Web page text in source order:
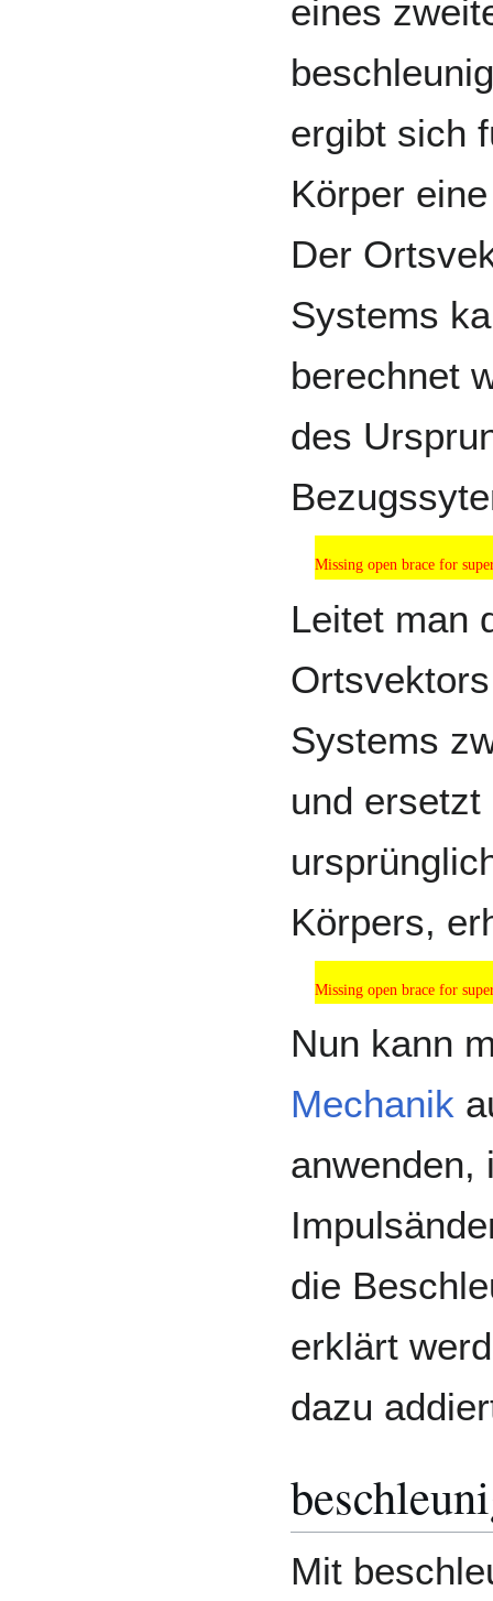
eines
ergibt sich
Körper
Der
Systems
berechnet
des
Missing open brace for
Leitet man
Systems
und
Körpers,
Missing open brace for
Nun kann
Mechanik
anwenden,
die
erklärt
dazu
Mit